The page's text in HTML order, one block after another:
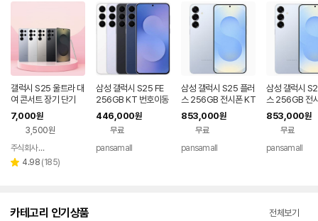
략
인
을
안
내
를
나
타
는
표
갤럭시 S25 울트라 대
여 콘서트 장기 단기
7,000원
3,500원
페이
주식회사 폰빌리지
별 4.98 리
(185)
삼성 갤럭시 S25 FE
256GB KT 번호이동
공시지원 완납
446,000원
무료
pansamall
삼성 갤럭시 S25 플러
스 256GB 전시폰 KT
번호이동 완납 90요금
제
853,000원
무료
pansamall
삼성 갤럭시
스 256GB 전
기기변경 완납
853,000원
무료
pansamall
카테고리 인기상품 전체보기